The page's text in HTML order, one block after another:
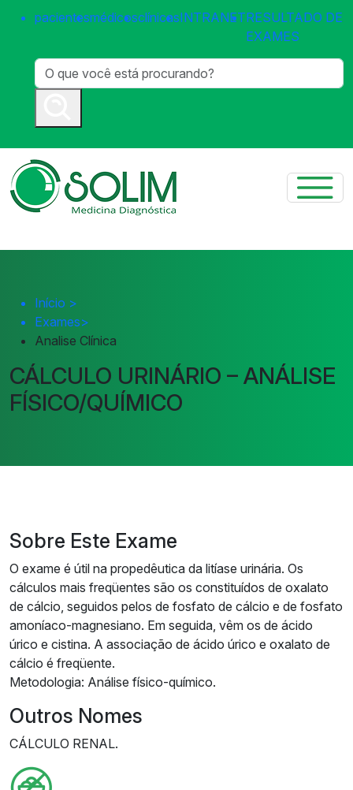
pacientesmédicosclínicasINTRANETRESULTADO DE
EXAMES
Início >
Exames>
Analise Clínica
CÁLCULO URINÁRIO – ANÁLISE
FÍSICO/QUÍMICO
Sobre Este Exame
O exame é útil na propedêutica da litíase urinária. Os
cálculos mais freqüentes são os constituídos de oxalato
de cálcio, seguidos pelos de fosfato de cálcio e de fosfato
amoníaco-magnesiano. Em seguida, vêm os de ácido
úrico e cistina. A associação de ácido úrico e oxalato de
cálcio é freqüente.
Metodologia: Análise físico-químico.
Outros Nomes
CÁLCULO RENAL.